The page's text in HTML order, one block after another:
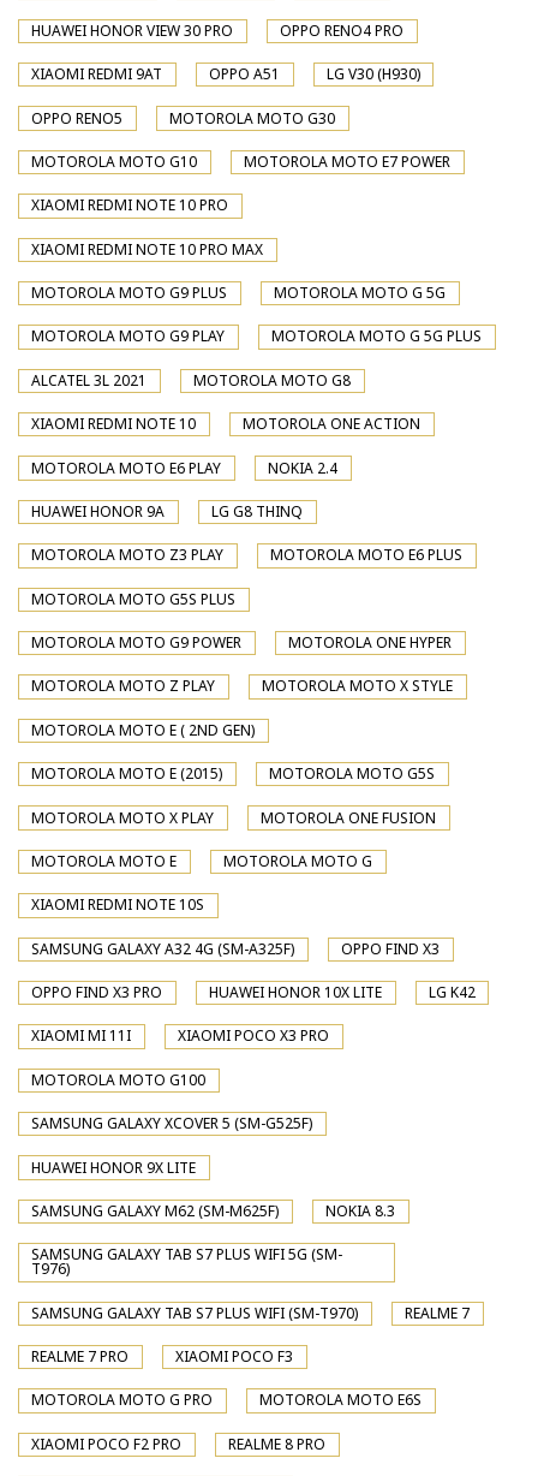
HUAWEI HONOR VIEW 30 PRO OPPO RENO4 PRO
XIAOMI REDMI 9AT OPPO A51 LG V30 (H930)
OPPO RENO5 MOTOROLA MOTO G30
MOTOROLA MOTO G10 MOTOROLA MOTO E7 POWER
XIAOMI REDMI NOTE 10 PRO
XIAOMI REDMI NOTE 10 PRO MAX
MOTOROLA MOTO G9 PLUS MOTOROLA MOTO G 5G
MOTOROLA MOTO G9 PLAY MOTOROLA MOTO G 5G PLUS
ALCATEL 3L 2021 MOTOROLA MOTO G8
XIAOMI REDMI NOTE 10 MOTOROLA ONE ACTION
MOTOROLA MOTO E6 PLAY NOKIA 2.4
HUAWEI HONOR 9A LG G8 THINQ
MOTOROLA MOTO Z3 PLAY MOTOROLA MOTO E6 PLUS
MOTOROLA MOTO G5S PLUS
MOTOROLA MOTO G9 POWER MOTOROLA ONE HYPER
MOTOROLA MOTO Z PLAY MOTOROLA MOTO X STYLE
MOTOROLA MOTO E ( 2ND GEN)
MOTOROLA MOTO E (2015) MOTOROLA MOTO G5S
MOTOROLA MOTO X PLAY MOTOROLA ONE FUSION
MOTOROLA MOTO E MOTOROLA MOTO G
XIAOMI REDMI NOTE 10S
SAMSUNG GALAXY A32 4G (SM-A325F) OPPO FIND X3
OPPO FIND X3 PRO HUAWEI HONOR 10X LITE LG K42
XIAOMI MI 11I XIAOMI POCO X3 PRO
MOTOROLA MOTO G100
SAMSUNG GALAXY XCOVER 5 (SM-G525F)
HUAWEI HONOR 9X LITE
SAMSUNG GALAXY M62 (SM-M625F) NOKIA 8.3
SAMSUNG GALAXY TAB S7 PLUS WIFI 5G (SM-
T976)
SAMSUNG GALAXY TAB S7 PLUS WIFI (SM-T970) REALME 7
REALME 7 PRO XIAOMI POCO F3
MOTOROLA MOTO G PRO MOTOROLA MOTO E6S
XIAOMI POCO F2 PRO REALME 8 PRO